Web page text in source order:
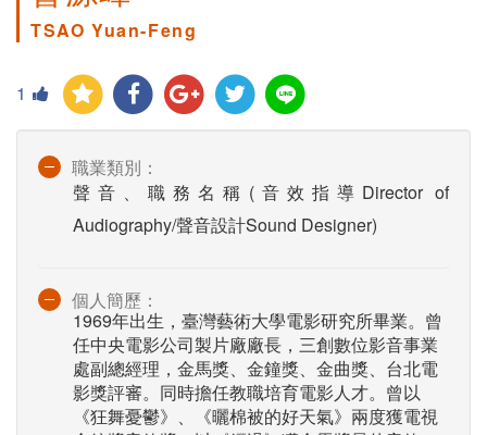
TSAO Yuan-Feng
1
職業類別：
聲音、職務名稱(音效指導Director of
Audiography/聲音設計Sound Designer)
個人簡歷：
1969年出生，臺灣藝術大學電影研究所畢業。曾
任中央電影公司製片廠廠長，三創數位影音事業
處副總經理，金馬獎、金鐘獎、金曲獎、台北電
影獎評審。同時擔任教職培育電影人才。曾以
《狂舞憂鬱》、《曬棉被的好天氣》兩度獲電視